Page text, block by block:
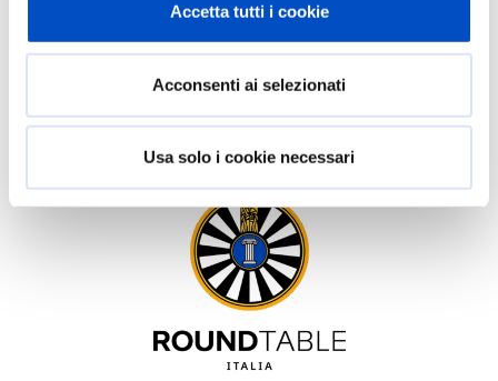
Accetta tutti i cookie
Acconsenti ai selezionati
Usa solo i cookie necessari
Questo progetto è supportato
da
Associazione Round Table Italia